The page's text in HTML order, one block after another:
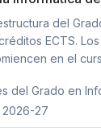
del
ECTS.
en el
del Grado en
27